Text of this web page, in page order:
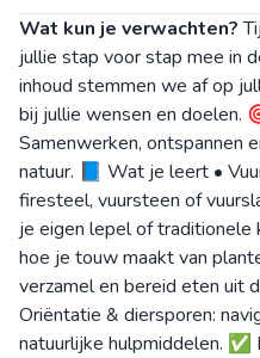
Wat kun je verwachten?
jullie stap voor stap mee in
inhoud stemmen we af op
bij jullie wensen en doelen.
Samenwerken, ontspannen
natuur. 📘 Wat je leert •
firesteel, vuursteen of
je eigen lepel of traditionele
hoe je touw maakt van
verzamel en bereid eten uit
Oriëntatie & diersporen:
natuurlijke hulpmiddelen. ✅